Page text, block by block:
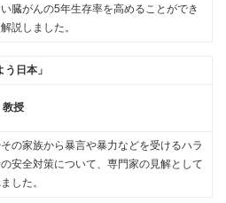
臓がんの5年生存率を高めることができ
説しました。
日本」
授
の家族から暴言や暴力などを受けるハラ
安全対策について、専門家の見解として
した。